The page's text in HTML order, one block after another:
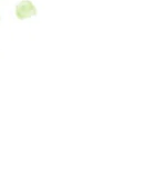
貸住宅／取り扱い戸